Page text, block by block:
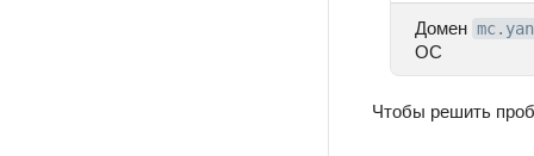
Домен
ОС
Чтобы решить